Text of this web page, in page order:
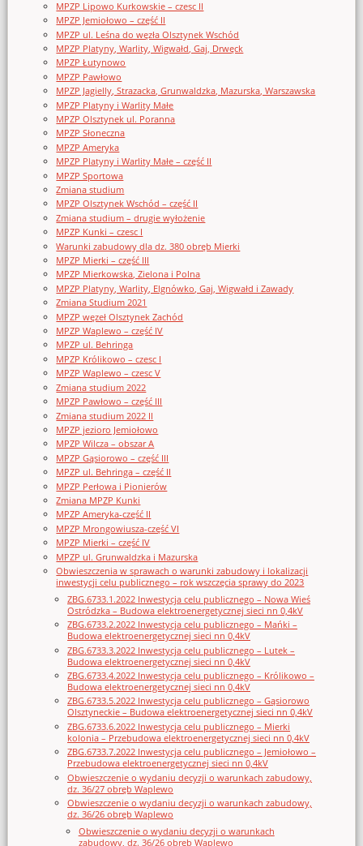
MPZP Lipowo Kurkowskie – czesc II
MPZP Jemiołowo – część II
MPZP ul. Leśna do węzła Olsztynek Wschód
MPZP Platyny, Warlity, Wigwałd, Gaj, Drwęck
MPZP Łutynowo
MPZP Pawłowo
MPZP Jagielly, Strazacka, Grunwaldzka, Mazurska, Warszawska
MPZP Platyny i Warlity Małe
MPZP Olsztynek ul. Poranna
MPZP Słoneczna
MPZP Ameryka
MPZP Platyny i Warlity Małe – część II
MPZP Sportowa
Zmiana studium
MPZP Olsztynek Wschód – część II
Zmiana studium – drugie wyłożenie
MPZP Kunki – czesc I
Warunki zabudowy dla dz. 380 obręb Mierki
MPZP Mierki – część III
MPZP Mierkowska, Zielona i Polna
MPZP Platyny, Warlity, Elgnówko, Gaj, Wigwałd i Zawady
Zmiana Studium 2021
MPZP węzeł Olsztynek Zachód
MPZP Waplewo – część IV
MPZP ul. Behringa
MPZP Królikowo – czesc I
MPZP Waplewo – czesc V
Zmiana studium 2022
MPZP Pawłowo – część III
Zmiana studium 2022 II
MPZP jezioro Jemiołowo
MPZP Wilcza – obszar A
MPZP Gąsiorowo – część III
MPZP ul. Behringa – część II
MPZP Perłowa i Pionierów
Zmiana MPZP Kunki
MPZP Ameryka-część II
MPZP Mrongowiusza-część VI
MPZP Mierki – część IV
MPZP ul. Grunwaldzka i Mazurska
Obwieszczenia w sprawach o warunki zabudowy i lokalizacji
inwestycji celu publicznego – rok wszczęcia sprawy do 2023
ZBG.6733.1.2022 Inwestycja celu publicznego – Nowa Wieś
Ostródzka – Budowa elektroenergetycznej sieci nn 0,4kV
ZBG.6733.2.2022 Inwestycja celu publicznego – Mańki –
Budowa elektroenergetycznej sieci nn 0,4kV
ZBG.6733.3.2022 Inwestycja celu publicznego – Lutek –
Budowa elektroenergetycznej sieci nn 0,4kV
ZBG.6733.4.2022 Inwestycja celu publicznego – Królikowo –
Budowa elektroenergetycznej sieci nn 0,4kV
ZBG.6733.5.2022 Inwestycja celu publicznego – Gąsiorowo
Olsztyneckie – Budowa elektroenergetycznej sieci nn 0,4kV
ZBG.6733.6.2022 Inwestycja celu publicznego – Mierki
kolonia – Przebudowa elektroenergetycznej sieci nn 0,4kV
ZBG.6733.7.2022 Inwestycja celu publicznego – Jemiołowo –
Przebudowa elektroenergetycznej sieci nn 0,4kV
Obwieszczenie o wydaniu decyzji o warunkach zabudowy,
dz. 36/27 obręb Waplewo
Obwieszczenie o wydaniu decyzji o warunkach zabudowy,
dz. 36/26 obręb Waplewo
Obwieszczenie o wydaniu decyzji o warunkach
zabudowy, dz. 36/26 obręb Waplewo